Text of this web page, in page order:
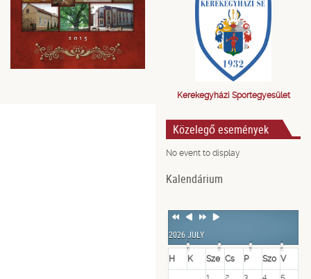
Kerekegyházi Sportegyesület
Közelegő események
No event to display
Kalendárium
Previous
Previous
NextNext
2026 JULY
H K Sze Cs P Szo V
1
2 3 4
5